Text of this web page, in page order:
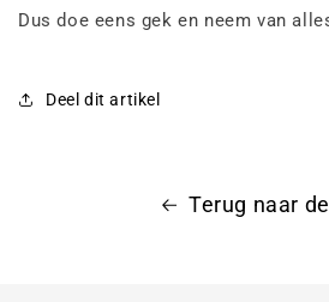
Dus doe eens gek en neem van
Deel dit artikel
Terug naar